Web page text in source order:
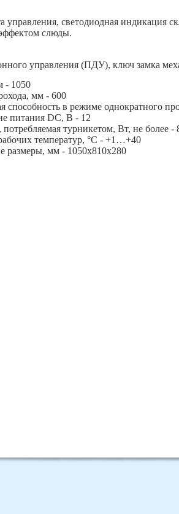
управления, светодиодная
слюды.
управления (ПДУ), ключ замка
- 1050
мм - 600
способность в режиме однократного
питания DC, В - 12
турникетом, Вт, не более -
температур, °С - +1…+40
размеры, мм - 1050х810х280